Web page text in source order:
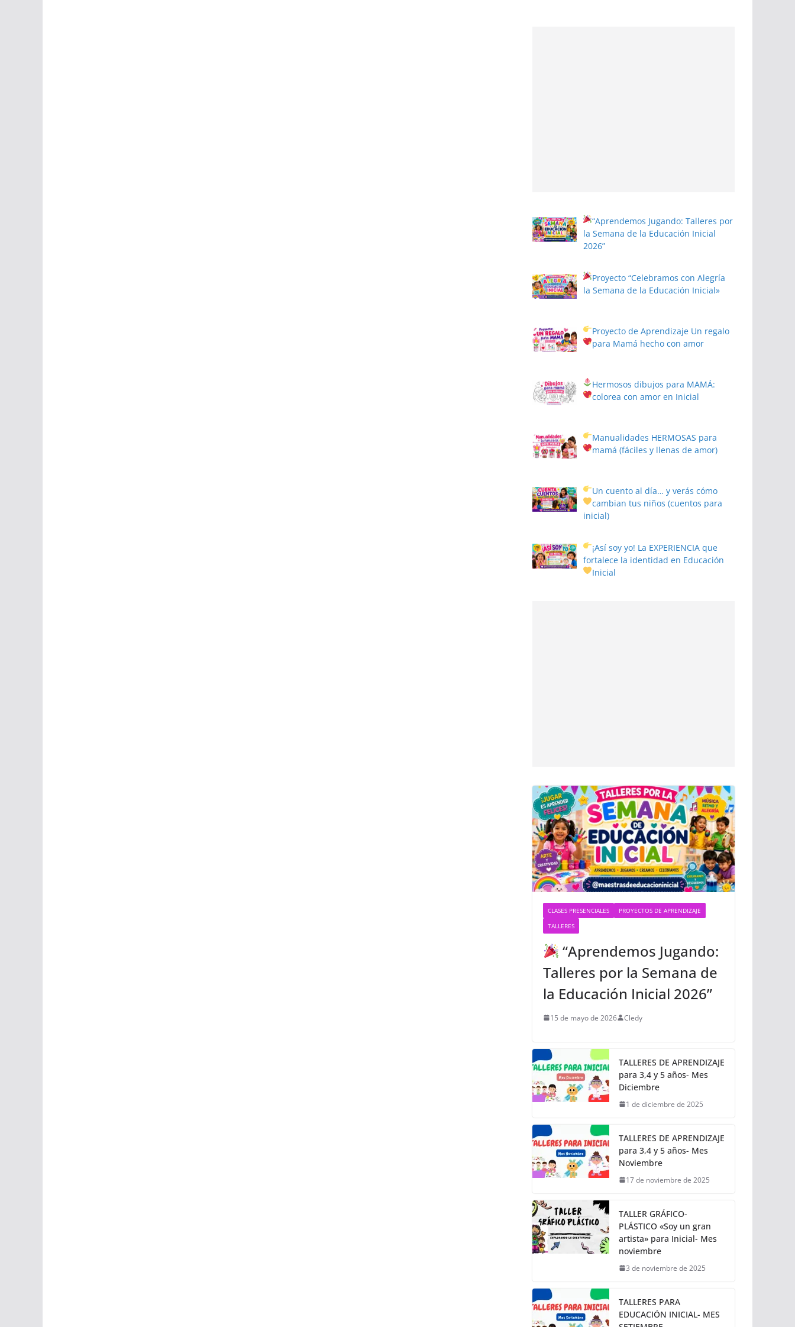
“Aprendemos Jugando: Talleres por
la Semana de la Educación Inicial
2026”
Proyecto“Celebramos con Alegría
la Semana de la Educación Inicial»
Proyecto de Aprendizaje Un regalo
para Mamá hecho con amor
Hermosos dibujos para MAMÁ:
colorea con amor en Inicial
Manualidades HERMOSAS para
mamá (fáciles y llenas de amor)
Un cuento al día… y verás cómo
cambian tus niños(cuentos para
inicial)
¡Así soy yo! La EXPERIENCIA que
fortalece la identidad en Educación
Inicial
CLASES PRESENCIALES
PROYECTOS DE APRENDIZAJE
TALLERES
“Aprendemos Jugando:
Talleres por la Semana de
la Educación Inicial 2026”
15 de mayo de 2026 Cledy
TALLERES DE APRENDIZAJE
para 3,4 y 5 años- Mes
Diciembre
1 de diciembre de 2025
TALLERES DE APRENDIZAJE
para 3,4 y 5 años- Mes
Noviembre
17 de noviembre de 2025
TALLER GRÁFICO-
PLÁSTICO «Soy un gran
artista» para Inicial- Mes
noviembre
3 de noviembre de 2025
TALLERES PARA
EDUCACIÓN INICIAL- MES